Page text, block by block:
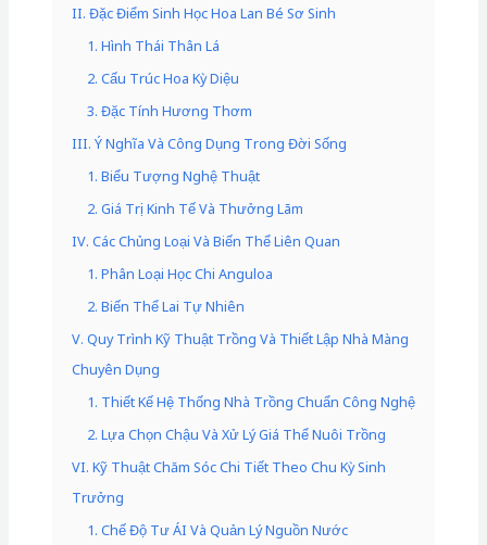
II. Đặc Điểm Sinh Học Hoa Lan Bé Sơ Sinh
1. Hình Thái Thân Lá
2. Cấu Trúc Hoa Kỳ Diệu
3. Đặc Tính Hương Thơm
III. Ý Nghĩa Và Công Dụng Trong Đời Sống
1. Biểu Tượng Nghệ Thuật
2. Giá Trị Kinh Tế Và Thưởng Lãm
IV. Các Chủng Loại Và Biến Thể Liên Quan
1. Phân Loại Học Chi Anguloa
2. Biến Thể Lai Tự Nhiên
V. Quy Trình Kỹ Thuật Trồng Và Thiết Lập Nhà Màng
Chuyên Dụng
1. Thiết Kế Hệ Thống Nhà Trồng Chuẩn Công Nghệ
2. Lựa Chọn Chậu Và Xử Lý Giá Thể Nuôi Trồng
VI. Kỹ Thuật Chăm Sóc Chi Tiết Theo Chu Kỳ Sinh
Trưởng
1. Chế Độ Tư ÁI Và Quản Lý Nguồn Nước